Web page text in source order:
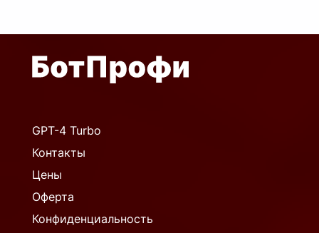
GPT-4 Turbo
Контакты
Цены
Оферта
Конфиденциальность